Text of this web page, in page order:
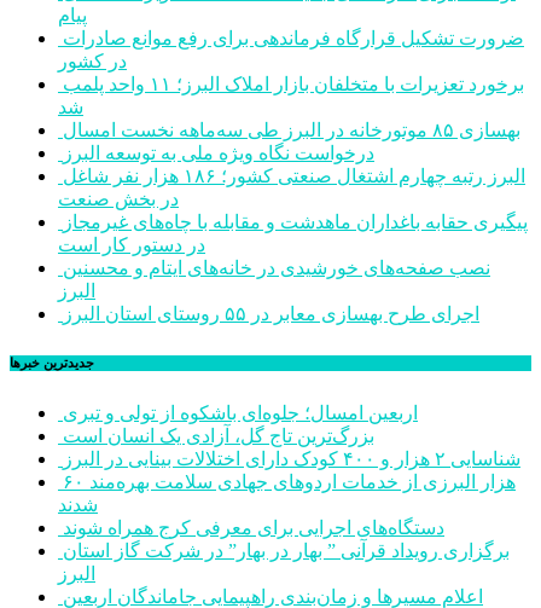
پیام
در کشور
شد
بهسازی ۸۵ موتورخانه در البرز طی سه‌ماهه نخست امسال
درخواست نگاه ویژه ملی به توسعه البرز
در بخش صنعت
در دستور کار است
البرز
اجرای طرح بهسازی معابر در ۵۵ روستای استان البرز
جديدترين خبرها
اربعین امسال؛ جلوه‌ای باشکوه از تولی و تبری
بزرگ‌ترین تاج گل، آزادی یک انسان است
شناسایی ۲ هزار و ۴۰۰ کودک دارای اختلالات بینایی در البرز
۶۰ هزار البرزی از خدمات اردوهای جهادی سلامت بهره‌مند
شدند
دستگاه‌های اجرایی برای معرفی کرج همراه شوند
البرز